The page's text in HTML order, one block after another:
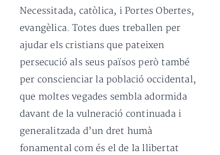
Necessitada, catòlica, i Portes Obertes,
evangèlica. Totes dues treballen per
ajudar els cristians que pateixen
persecució als seus països però també
per conscienciar la població occidental,
que moltes vegades sembla adormida
davant de la vulneració continuada i
generalitzada d’un dret humà
fonamental com és el de la llibertat